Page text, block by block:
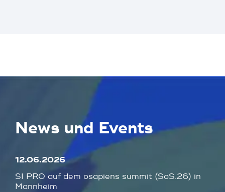
News und Events
12.06.2026
SI PRO auf dem osapiens summit (SoS.26) in
Mannheim